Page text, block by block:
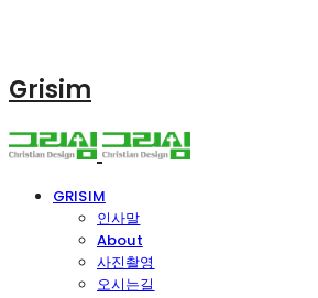
Grisim
GRISIM
인사말
About
사진촬영
오시는길